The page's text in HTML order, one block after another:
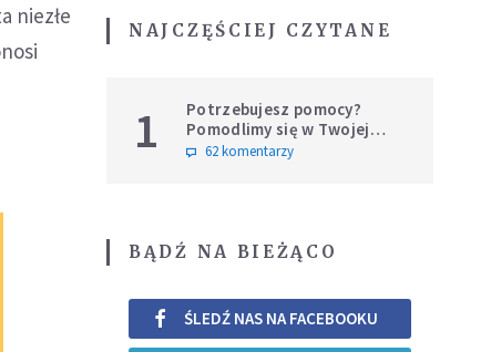
niezłe
NAJCZĘŚCIEJ CZYTANE
1
Potrzebujesz pomocy?
Pomodlimy się w Twojej
intencji
62 komentarzy
BĄDŹ NA BIEŻĄCO
ŚLEDŹ NAS NA FACEBOOKU